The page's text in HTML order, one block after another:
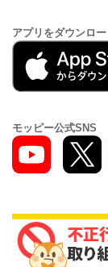
アプリをダウンロー
モッピー公式SNS